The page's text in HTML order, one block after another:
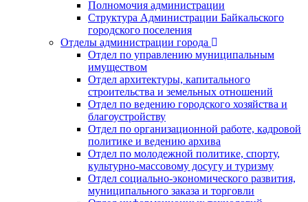
Полномочия администрации
Структура Администрации Байкальского
городского поселения
Отделы администрации города
Отдел по управлению муниципальным
имуществом
Отдел архитектуры, капитального
строительства и земельных отношений
Отдел по ведению городского хозяйства и
благоустройству
Отдел по организационной работе, кадровой
политике и ведению архива
Отдел по молодежной политике, спорту,
культурно-массовому досугу и туризму
Отдел социально-экономического развития,
муниципального заказа и торговли